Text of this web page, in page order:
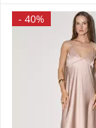
- 40%